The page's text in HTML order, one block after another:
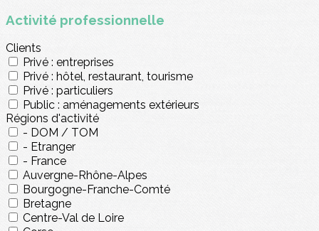
Activité professionnelle
Clients
Privé : entreprises
Privé : hôtel, restaurant, tourisme
Privé : particuliers
Public : aménagements extérieurs
Régions d'activité
- DOM / TOM
- Etranger
- France
Auvergne-Rhône-Alpes
Bourgogne-Franche-Comté
Bretagne
Centre-Val de Loire